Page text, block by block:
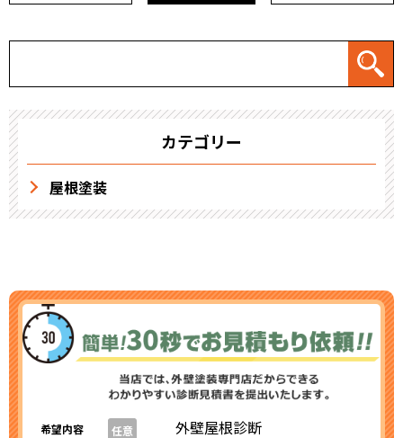
カテゴリー
屋根塗装
希望内容 任意 外壁屋根診断